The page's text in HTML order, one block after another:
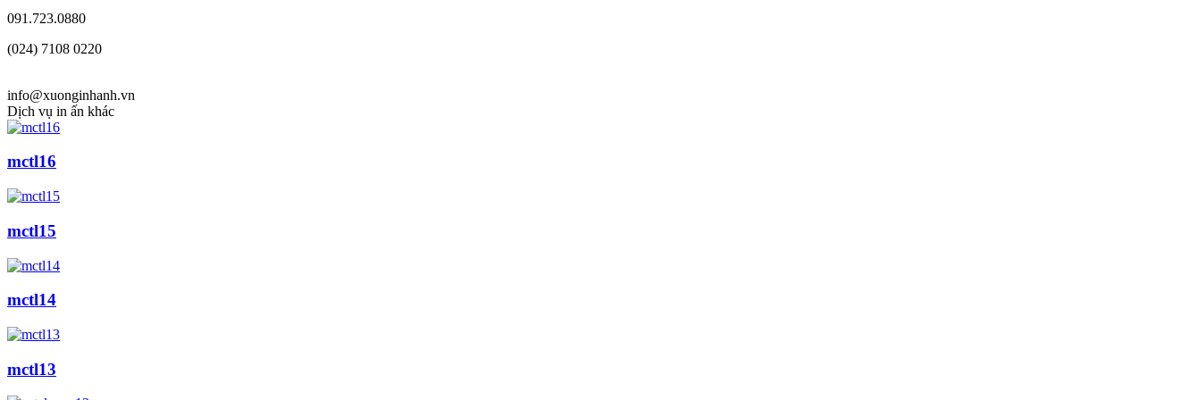
091.723.0880
(024) 7108 0220
info@xuonginhanh.vn
Dịch vụ in ấn khác
mctl16
mctl15
mctl14
mctl13